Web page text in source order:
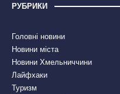
РУБРИКИ
Головні новини
Новини міста
Новини Хмельниччини
Лайфхаки
Туризм